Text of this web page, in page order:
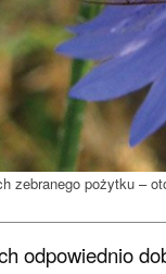
zebranego pożytku –
odpowiednio